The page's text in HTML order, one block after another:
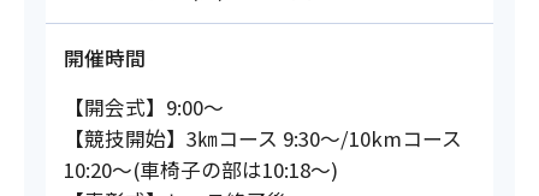
開催時間
【開会式】9:00～
【競技開始】3㎞コース 9:30～/10kmコース
10:20～(車椅子の部は10:18～)